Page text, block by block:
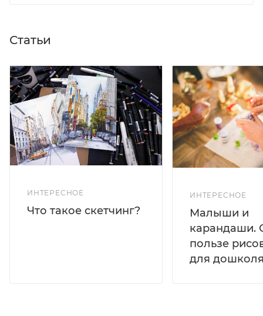
Статьи
ИНТЕРЕСНОЕ
Что такое скетчинг?
ИНТЕРЕСНОЕ
Малыши и
карандаши.
пользе
для